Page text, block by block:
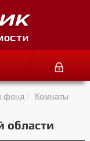
фонд
Комнаты
области